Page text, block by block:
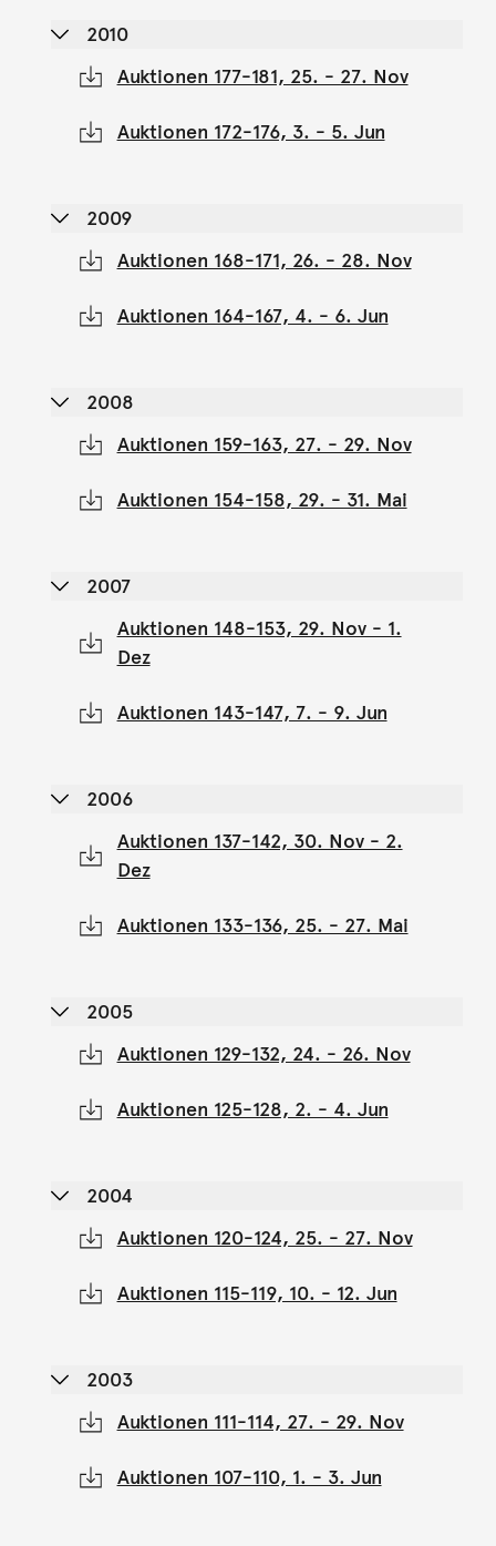
2010
Auktionen 177-181, 25. - 27. Nov
Auktionen 172-176, 3. - 5. Jun
2009
Auktionen 168-171, 26. - 28. Nov
Auktionen 164-167, 4. - 6. Jun
2008
Auktionen 159-163, 27. - 29. Nov
Auktionen 154-158, 29. - 31. Mai
2007
Auktionen 148-153, 29. Nov - 1.
Dez
Auktionen 143-147, 7. - 9. Jun
2006
Auktionen 137-142, 30. Nov - 2.
Dez
Auktionen 133-136, 25. - 27. Mai
2005
Auktionen 129-132, 24. - 26. Nov
Auktionen 125-128, 2. - 4. Jun
2004
Auktionen 120-124, 25. - 27. Nov
Auktionen 115-119, 10. - 12. Jun
2003
Auktionen 111-114, 27. - 29. Nov
Auktionen 107-110, 1. - 3. Jun